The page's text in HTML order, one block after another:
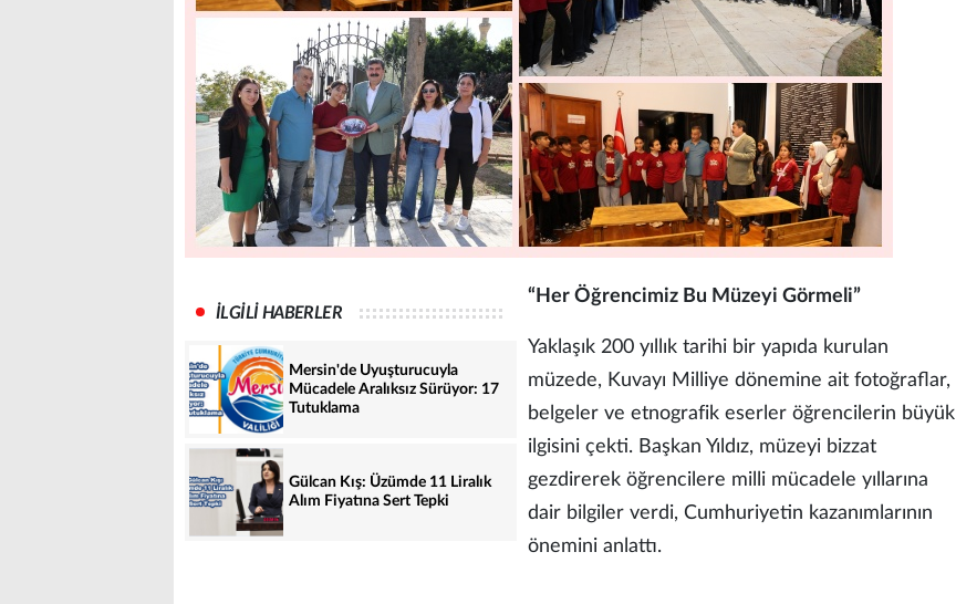
İLGİLİ HABERLER
Mersin'de Uyuşturucuyla
Mücadele Aralıksız Sürüyor: 17
Tutuklama
Gülcan Kış: Üzümde 11 Liralık
Alım Fiyatına Sert Tepki
“Her Öğrencimiz Bu Müzeyi Görmeli”
Yaklaşık 200 yıllık tarihi bir yapıda kurulan
müzede, Kuvayı Milliye dönemine ait fotoğraflar,
belgeler ve etnografik eserler öğrencilerin büyük
ilgisini çekti. Başkan Yıldız, müzeyi bizzat
gezdirerek öğrencilere milli mücadele yıllarına
dair bilgiler verdi, Cumhuriyetin kazanımlarının
önemini anlattı.